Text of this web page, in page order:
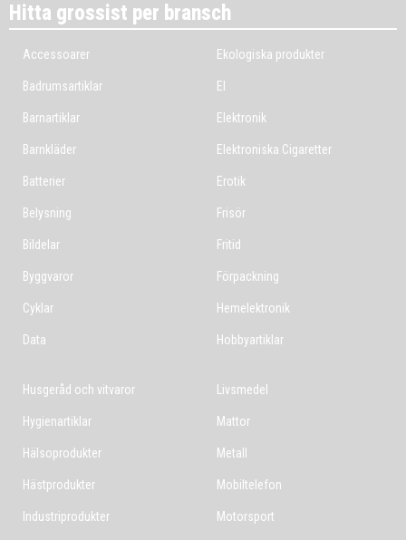
Hitta grossist per bransch
Accessoarer
Badrumsartiklar
Barnartiklar
Barnkläder
Batterier
Belysning
Bildelar
Byggvaror
Cyklar
Data
Ekologiska produkter
El
Elektronik
Elektroniska Cigaretter
Erotik
Frisör
Fritid
Förpackning
Hemelektronik
Hobbyartiklar
Husgeråd och vitvaror
Hygienartiklar
Hälsoprodukter
Hästprodukter
Industriprodukter
Livsmedel
Mattor
Metall
Mobiltelefon
Motorsport